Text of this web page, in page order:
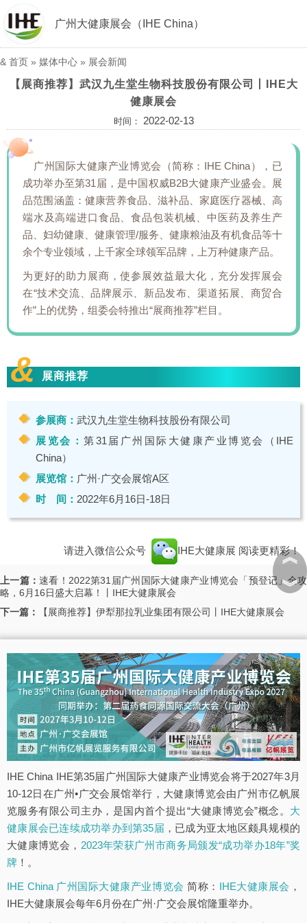
广州大健康展会（IHE China）
& 首页 » 媒体中心 » 展会新闻
【展商推荐】武汉九生堂生物科技股份有限公司丨IHE大
健康展会
时间： 2022-02-13
广州国际大健康产业博览会（简称：IHE China），已
成功举办至第31届，是中国权威B2B大健康产业盛会。展
品范围涵盖：健康营养食品、滋补品、家庭医疗器械、高
端水及高端进口食品、食品包装机械、中医药及养生产
品、妇幼健康、健康管理/服务、健康粮油及有机食品等十
余个专业领域，上千家全球领军品牌，上万种健康产品。
为更好的助力展商，使参展效益最大化，充分发挥展会
在“技术交流、品牌展示、新品发布、渠道拓展、商贸合
作”上的优势，组委会特推出“展商推荐”栏目。
& 展商推荐
参展商： 武汉九生堂生物科技股份有限公司
展览会： 第31届广州国际大健康产业博览会（IHE
China）
展览馆： 广州·广交会展馆A区
时 间： 2022年6月16日-18日
请进入微信公众号 IHE大健康展 阅读更精彩！
上一篇：速看！2022第31届广州国际大健康产业博览会「预登记」全攻
略，6月16日盛大启幕！丨IHE大健康展会
下一篇：
【展商推荐】伊犁那拉乳业集团有限公司丨IHE大健康展会
IHE China IHE第35届广州国际大健康产业博览会将于2027年3月
10-12日在广州•广交会展馆举行，大健康博览会由广州市亿帆展
览服务有限公司主办，是国内首个提出“大健康博览会”概念。 大
健康展会已连续成功举办到第35届 ，已成为亚太地区颇具规模的
大健康博览会， 2023年荣获广州市商务局颁发“成功举办18年”奖
牌 ！。
IHE China 广州国际大健康产业博览会 简称： IHE大健康展会 ，
IHE大健康展会每年6月份在广州·广交会展馆隆重举办。
︽
︾